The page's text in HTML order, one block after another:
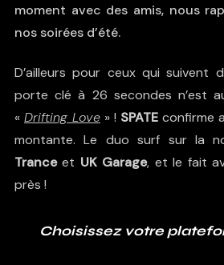
moment avec des amis, nous
nos soirées d’été.
D’ailleurs pour ceux qui suivent
porte clé à 26 secondes n’est
« Drifting Love» ! SPATE confirme
montante. Le duo surf sur la
Tranceet UK Garage, et le fait
près !
Choisissez votre